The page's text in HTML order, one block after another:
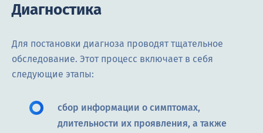
Диагностика
Для постановки диагноза проводят тщательное
обследование. Этот процесс включает в себя
следующие этапы:
сбор информации о симптомах,
длительности их проявления, а также